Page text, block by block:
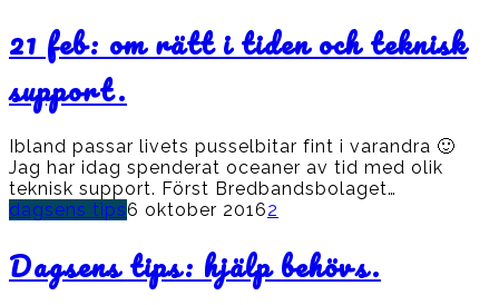
21 feb: om rätt i tiden och teknisk
support.
Ibland passar livets pusselbitar fint i varandra 🙂
Jag har idag spenderat oceaner av tid med olik
teknisk support. Först Bredbandsbolaget…
dagsens tips6 oktober 20162
Dagsens tips: hjälp behövs.